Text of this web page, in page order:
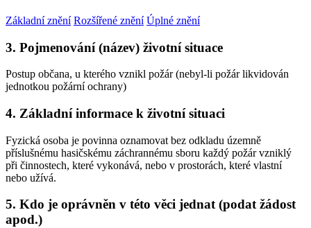
Základní znění Rozšířené znění Úplné znění
3. Pojmenování (název) životní situace
Postup občana, u kterého vznikl požár (nebyl-li požár likvidován
jednotkou požární ochrany)
4. Základní informace k životní situaci
Fyzická osoba je povinna oznamovat bez odkladu územně
příslušnému hasičskému záchrannému sboru každý požár vzniklý
při činnostech, které vykonává, nebo v prostorách, které vlastní
nebo užívá.
5. Kdo je oprávněn v této věci jednat (podat žádost
apod.)